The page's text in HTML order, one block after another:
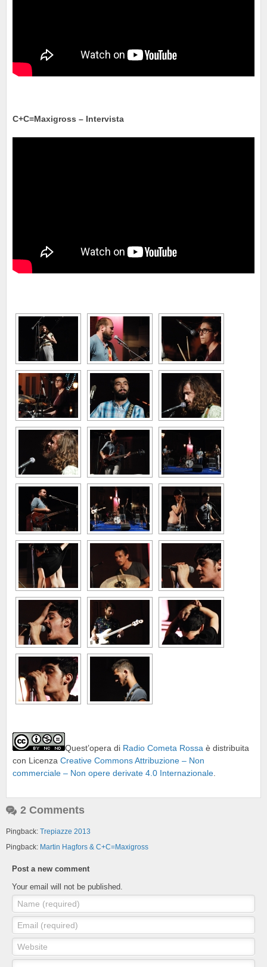
C+C=Maxigross – Intervista
Quest’opera di Radio Cometa Rossa è distribuita
con Licenza Creative Commons Attribuzione – Non
commerciale – Non opere derivate 4.0 Internazionale
2 Comments
Pingback: Trepiazze 2013
Pingback: Martin Hagfors & C+C=Maxigross
Post a new comment
Your email will not be published.
Name (required)
Email (required)
Website